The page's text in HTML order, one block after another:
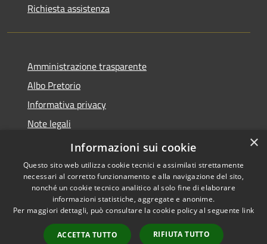
Richiesta assistenza
Amministrazione trasparente
Albo Pretorio
Informativa privacy
Note legali
Dichiarazione di accessibilità
Accessibilità
Copyright © 2026 • Comune di
Mussolente • Powered by
Municipium•
Accesso
×
Informazioni sui cookie
Questo sito web utilizza cookie tecnici e assimilati strettamente
necessari al corretto funzionamento e alla navigazione del sito,
nonché un cookie tecnico analitico al solo fine di elaborare
informazioni statistiche, aggregate e anonime.
Per maggiori dettagli, può consultare la cookie policy al seguente link
ACCETTA TUTTO RIFIUTA TUTTO